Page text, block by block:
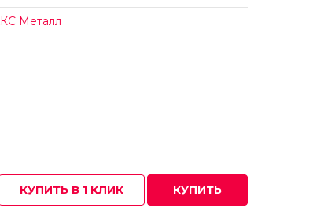
Металл
КУПИТЬ В 1 КЛИК КУПИТЬ